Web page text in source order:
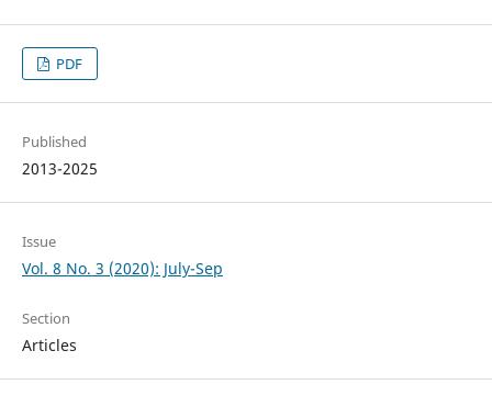
PDF
Published
2013-2025
Issue
Vol. 8 No. 3 (2020): July-Sep
Section
Articles